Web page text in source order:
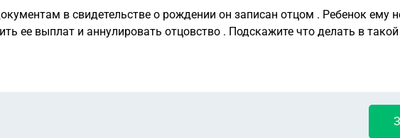
в свидетельстве о рождении он записан отцом . Ребенок ему
ее выплат и аннулировать отцовство . Подскажите что делать в такой